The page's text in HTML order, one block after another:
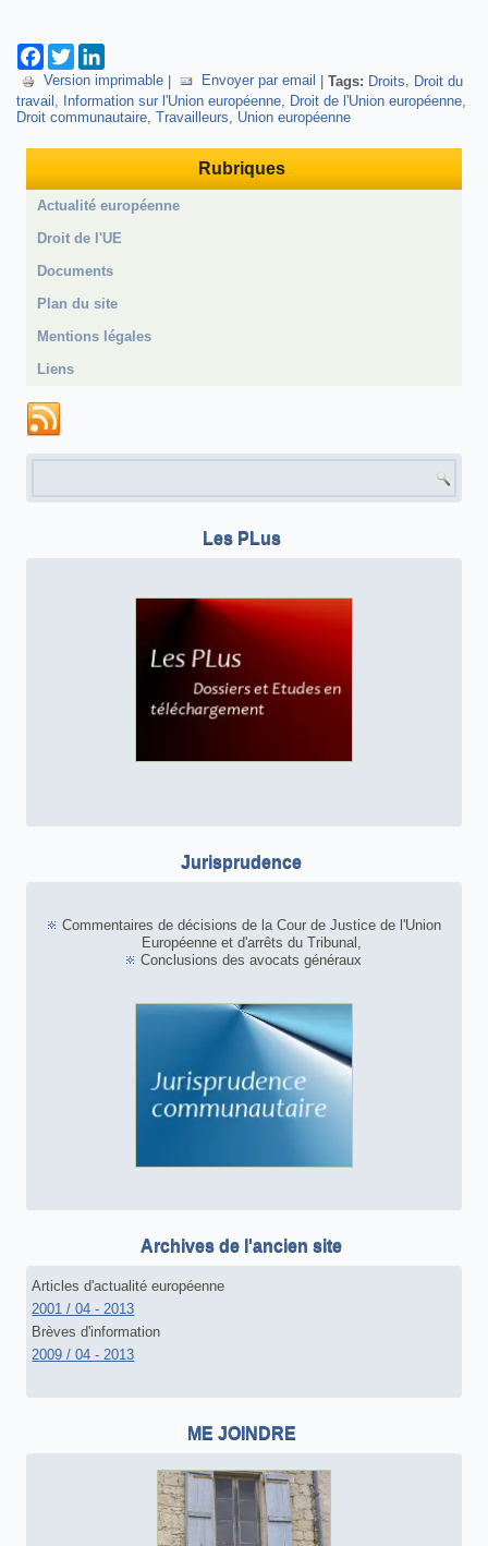
Facebook
Twitter
Version imprimable| Envoyer par email |Tags: Droits
Droit du
travail
Information sur l'Union européenne
Droit de l'Union européenne
Droit communautaire Travailleurs Union européenne
Rubriques
Actualité européenne
Droit de l'UE
Documents
Plan du site
Mentions légales
Liens
Les PLus
Jurisprudence
Commentaires de décisions de la Cour de Justice de l'Union
Européenne et d'arrêts du Tribunal,
Conclusions des avocats généraux
Archives de l'ancien site
Articles d'actualité européenne
2001 / 04 - 2013
Brèves d'information
2009 / 04 - 2013
ME JOINDRE